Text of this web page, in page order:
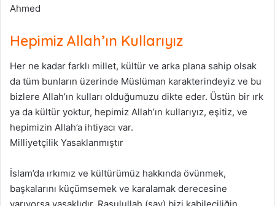
Ahmed
Hepimiz Allah’ın Kullarıyız
Her ne kadar farklı millet, kültür ve arka plana sahip olsak
da tüm bunların üzerinde Müslüman karakterindeyiz ve bu
bizlere Allah’ın kulları olduğumuzu dikte eder. Üstün bir ırk
ya da kültür yoktur, hepimiz Allah’ın kullarıyız, eşitiz, ve
hepimizin Allah’a ihtiyacı var.
Milliyetçilik Yasaklanmıştır
İslam’da ırkımız ve kültürümüz hakkında övünmek,
başkalarını küçümsemek ve karalamak derecesine
varıyorsa yasaklıdır. Rasulullah (sav) bizi kabileciliğin